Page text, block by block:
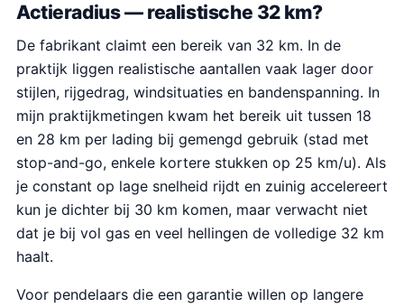
Actieradius — realistische 32 km?
De fabrikant claimt een bereik van 32 km. In de
praktijk liggen realistische aantallen vaak lager door
stijlen, rijgedrag, windsituaties en bandenspanning. In
mijn praktijkmetingen kwam het bereik uit tussen 18
en 28 km per lading bij gemengd gebruik (stad met
stop-and-go, enkele kortere stukken op 25 km/u). Als
je constant op lage snelheid rijdt en zuinig accelereert
kun je dichter bij 30 km komen, maar verwacht niet
dat je bij vol gas en veel hellingen de volledige 32 km
haalt.
Voor pendelaars die een garantie willen op langere